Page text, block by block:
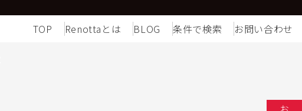
TOP Renottaとは BLOG 条件で検索 お問い合わせ